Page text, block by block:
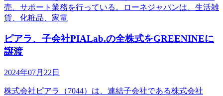
売、サポート業務を行っている。ローネジャパンは、生活雑
貨、化粧品、家電
ピアラ、子会社PIALab.の全株式をGREENINEに
譲渡
2024年07月22日
株式会社ピアラ（7044）は、連結子会社である株式会社